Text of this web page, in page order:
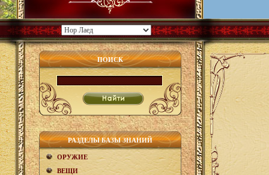
ПОИСК
РАЗДЕЛЫ БАЗЫ ЗНАНИЙ
ОРУЖИЕ
ВЕЩИ